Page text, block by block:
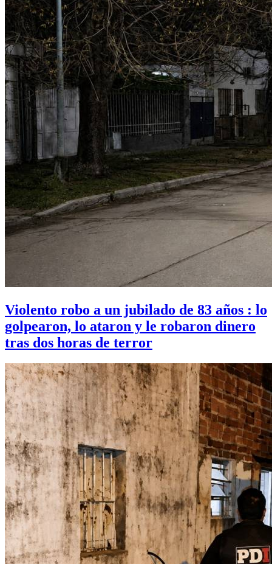
Violento robo a un jubilado de 83 años : lo
golpearon, lo ataron y le robaron dinero
tras dos horas de terror